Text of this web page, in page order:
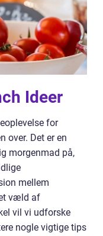
Ideer
for
over. Det er en
morgenmad på,
mellem
væld af
vil vi udforske
nogle vigtige tips